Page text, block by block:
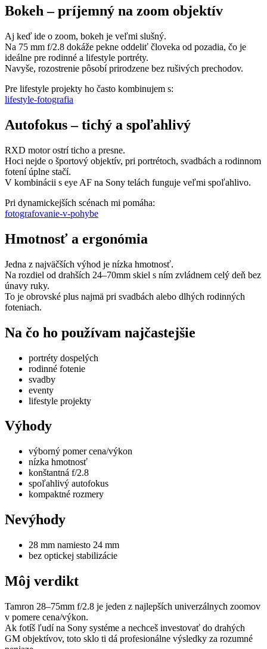
Bokeh – príjemný na zoom objektív
Aj keď ide o zoom, bokeh je veľmi slušný.
Na 75 mm f/2.8 dokáže pekne oddeliť človeka od pozadia, čo je
ideálne pre rodinné a lifestyle portréty.
Navyše, rozostrenie pôsobí prirodzene bez rušivých prechodov.
Pre lifestyle projekty ho často kombinujem s:
lifestyle-fotografia
Autofokus – tichý a spoľahlivý
RXD motor ostrí ticho a presne.
Hoci nejde o športový objektív, pri portrétoch, svadbách a rodinnom
fotení úplne stačí.
V kombinácii s eye AF na Sony telách funguje veľmi spoľahlivo.
Pri dynamickejších scénach mi pomáha:
fotografovanie-v-pohybe
Hmotnosť a ergonómia
Jedna z najväčších výhod je nízka hmotnosť.
Na rozdiel od drahších 24–70mm skiel s ním zvládnem celý deň bez
únavy ruky.
To je obrovské plus najmä pri svadbách alebo dlhých rodinných
foteniach.
Na čo ho používam najčastejšie
portréty dospelých
rodinné fotenie
svadby
eventy
lifestyle projekty
Výhody
výborný pomer cena/výkon
nízka hmotnosť
konštantná f/2.8
spoľahlivý autofokus
kompaktné rozmery
Nevýhody
28 mm namiesto 24 mm
bez optickej stabilizácie
Môj verdikt
Tamron 28–75mm f/2.8 je jeden z najlepších univerzálnych zoomov
v pomere cena/výkon.
Ak fotíš ľudí na Sony systéme a nechceš investovať do drahých
GM objektívov, toto sklo ti dá profesionálne výsledky za rozumné